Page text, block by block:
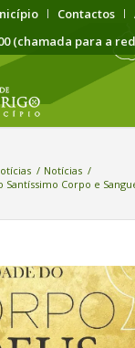
Contactos
(chamada para a
/ Notícias /
Santíssimo Corpo e